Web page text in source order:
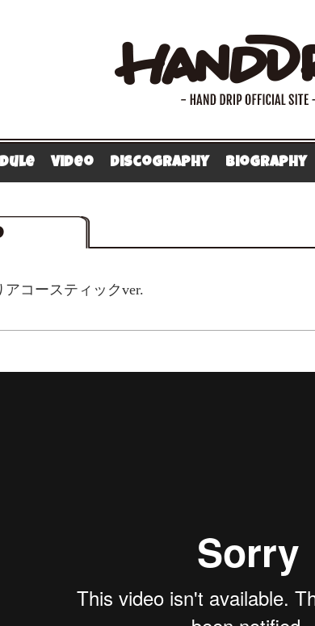
Video Discography Biography
コースティックver.